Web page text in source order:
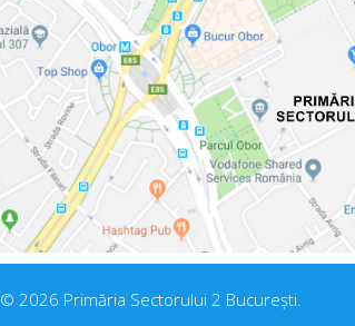
© 2026 Primăria Sectorului 2 București.